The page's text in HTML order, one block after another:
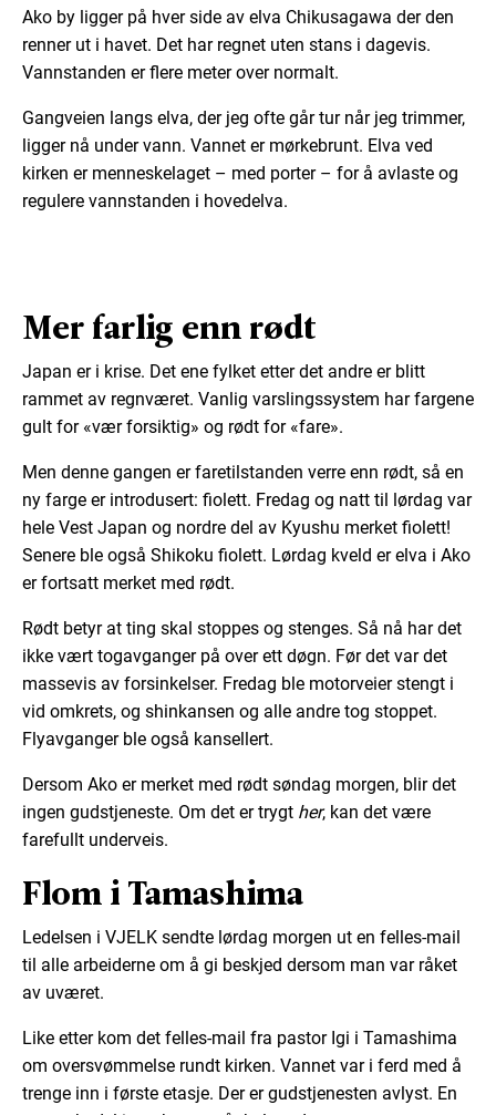
Ako by ligger på hver side av elva Chikusagawa der den
renner ut i havet. Det har regnet uten stans i dagevis.
Vannstanden er flere meter over normalt.
Gangveien langs elva, der jeg ofte går tur når jeg trimmer,
ligger nå under vann. Vannet er mørkebrunt. Elva ved
kirken er menneskelaget – med porter – for å avlaste og
regulere vannstanden i hovedelva.
Mer farlig enn rødt
Japan er i krise. Det ene fylket etter det andre er blitt
rammet av regnværet. Vanlig varslingssystem har fargene
gult for «vær forsiktig» og rødt for «fare».
Men denne gangen er faretilstanden verre enn rødt, så en
ny farge er introdusert: fiolett. Fredag og natt til lørdag var
hele Vest Japan og nordre del av Kyushu merket fiolett!
Senere ble også Shikoku fiolett. Lørdag kveld er elva i Ako
er fortsatt merket med rødt.
Rødt betyr at ting skal stoppes og stenges. Så nå har det
ikke vært togavganger på over ett døgn. Før det var det
massevis av forsinkelser. Fredag ble motorveier stengt i
vid omkrets, og shinkansen og alle andre tog stoppet.
Flyavganger ble også kansellert.
Dersom Ako er merket med rødt søndag morgen, blir det
ingen gudstjeneste. Om det er trygt her, kan det være
farefullt underveis.
Flom i Tamashima
Ledelsen i VJELK sendte lørdag morgen ut en felles-mail
til alle arbeiderne om å gi beskjed dersom man var råket
av uværet.
Like etter kom det felles-mail fra pastor Igi i Tamashima
om oversvømmelse rundt kirken. Vannet var i ferd med å
trenge inn i første etasje. Der er gudstjenesten avlyst. En